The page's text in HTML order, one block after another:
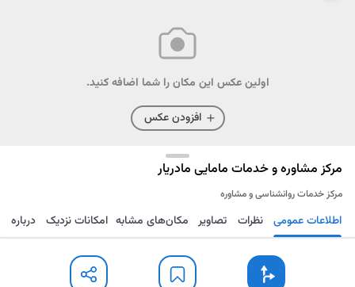
اولین عکس این مکان را شما اضافه کنید.
افزودن عکس
مرکز مشاوره و خدمات مامایی مادریار
مرکز خدمات روانشناسی و مشاوره
مسیریابی ذخیره ارسال اطلاعات عمومی نظرات تصاویر مکان‌های مشابه امکانات نزدیک درباره